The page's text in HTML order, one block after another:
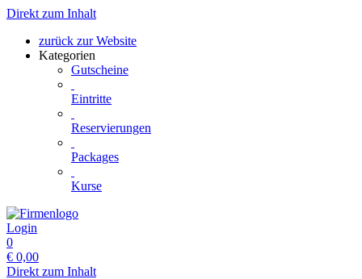
Direkt zum Inhalt
zurück zur Website
Kategorien
Gutscheine
Eintritte
Reservierungen
Packages
Kurse
Login
0
€ 0,00
Direkt zum Inhalt